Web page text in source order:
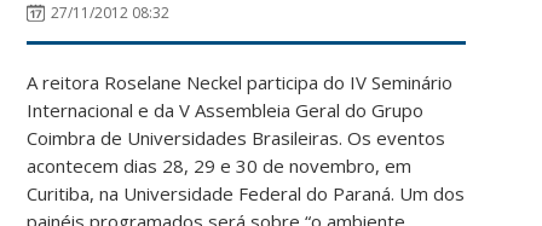
27/11/2012 08:32
A reitora Roselane Neckel participa do IV Seminário
Internacional e da V Assembleia Geral do Grupo
Coimbra de Universidades Brasileiras. Os eventos
acontecem dias 28, 29 e 30 de novembro, em
Curitiba, na Universidade Federal do Paraná. Um dos
painéis programados será sobre “o ambiente